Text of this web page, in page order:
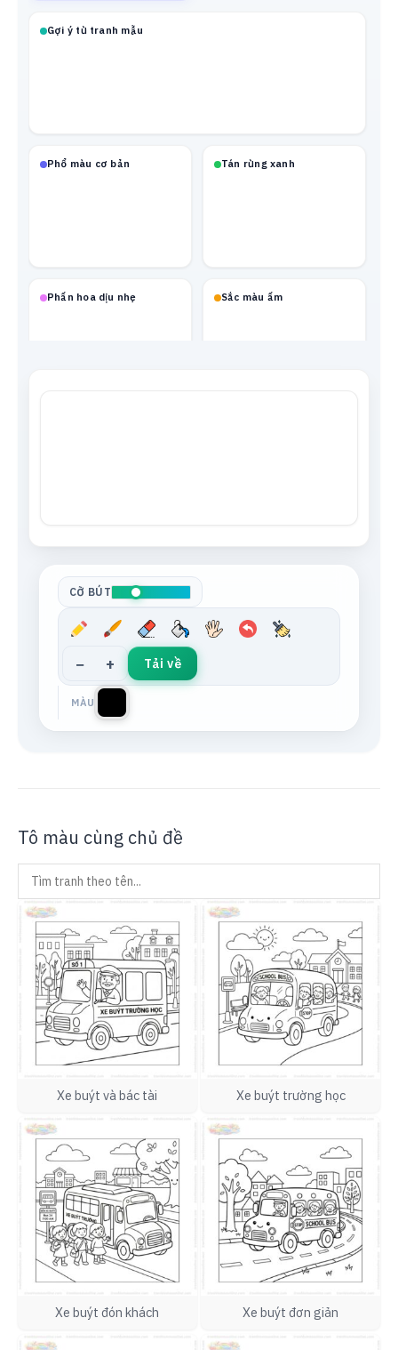
Gợi ý từ tranh mẫu
Phổ màu cơ bản Tán rừng xanh
Phấn hoa dịu nhẹ Sắc màu ấm
CỠ BÚT
− + Tải về
MÀU
Tô màu cùng chủ đề
Xe buýt và bác tài Xe buýt trường học
Xe buýt đón khách Xe buýt đơn giản